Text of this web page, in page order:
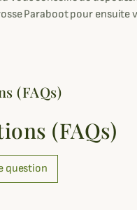
Paraboot pour
(FAQs)
(FAQs)
question